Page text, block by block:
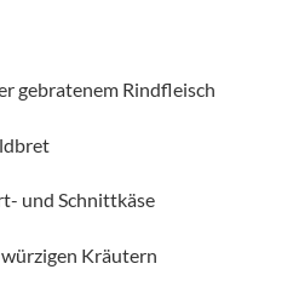
gebratenem Rindfleisch
und Schnittkäse
Kräutern